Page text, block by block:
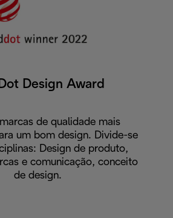
Design Award
de qualidade mais
um bom design. Divide-se
Design de produto,
e comunicação, conceito
de design.